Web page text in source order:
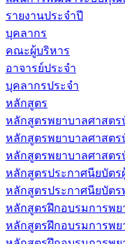
รายงานประจำปี
บุคลากร
คณะผู้บริหาร
อาจารย์ประจำ
บุคลากรประจำ
หลักสูตร
หลักสูตรพยาบาลศาสต
หลักสูตรพยาบาลศาสต
หลักสูตรพยาบาลศาสต
หลักสูตรประกาศนียบัตร
หลักสูตรประกาศนียบัตร
หลักสูตรฝึกอบรมการพย
หลักสูตรฝึกอบรมการพย